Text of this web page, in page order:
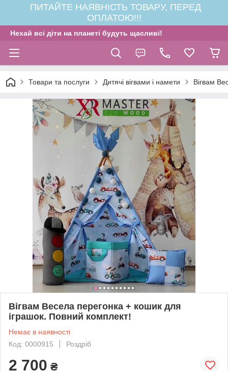
ПИТАЙТЕ НАЯВНІСТЬ ТОВАРУ, ПЕРЕД
ОПЛАТОЮ!!!
Нехай всі діти на планеті будуть щасливі!
Товари та послуги Дитячі вігвами і намети Вігвам
Вігвам Весела перегонка + кошик для
іграшок. Повний комплект!
Немає в наявності
Код: 0000915
Роздріб
2 700 ₴